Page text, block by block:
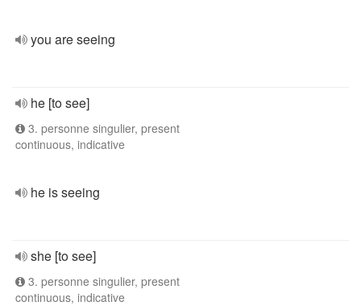
you are seeing
he [to see]
3. personne singulier, present
continuous, indicative
he is seeing
she [to see]
3. personne singulier, present
continuous, indicative